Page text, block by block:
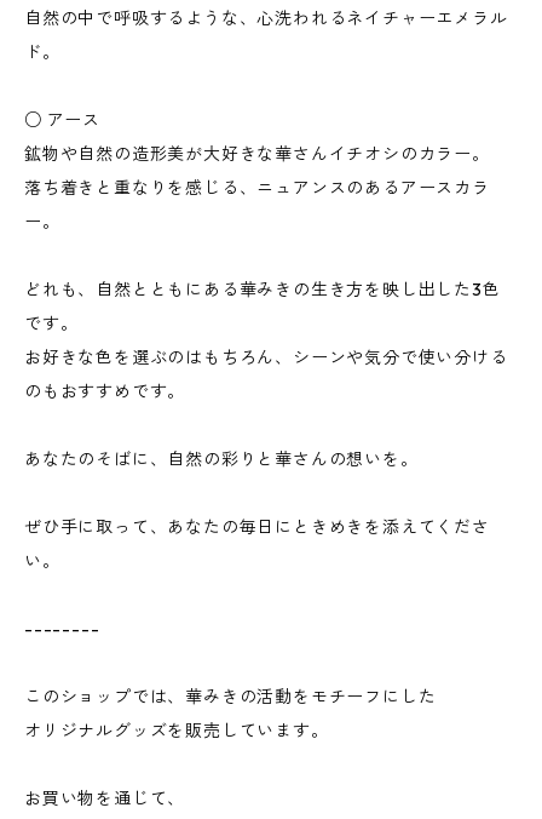
自然の中で呼吸するような、心洗われるネイチャーエメラル
ド。
○ アース
鉱物や自然の造形美が大好きな華さんイチオシのカラー。
落ち着きと重なりを感じる、ニュアンスのあるアースカラ
ー。
どれも、自然とともにある華みきの生き方を映し出した3色
です。
お好きな色を選ぶのはもちろん、シーンや気分で使い分ける
のもおすすめです。
あなたのそばに、自然の彩りと華さんの想いを。
ぜひ手に取って、あなたの毎日にときめきを添えてくださ
い。
--------
このショップでは、華みきの活動をモチーフにした
オリジナルグッズを販売しています。
お買い物を通じて、